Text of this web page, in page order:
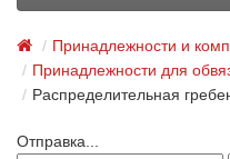
Принадлежности и
Принадлежности для
Распределительная
Отправка...